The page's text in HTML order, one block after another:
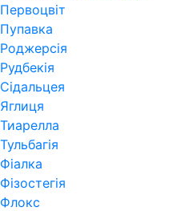
Первоцвіт
Пупавка
Роджерсія
Рудбекія
Сідальцея
Яглиця
Тиарелла
Тульбагія
Фіалка
Фізостегія
Флокс